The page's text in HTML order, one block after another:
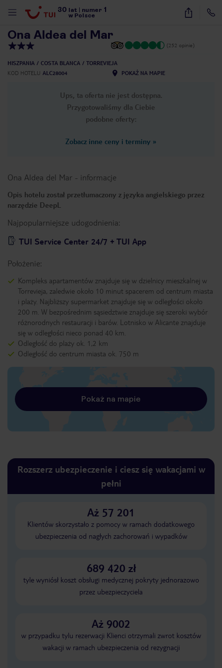
30 lat numer 1
w Polsce
13
Ona Aldea del Mar
(252 opinie)
HISZPANIA COSTA BLANCA
TORREVIEJA
KOD HOTELU ALC28004 POKAŻ NA MAPIE
Ups, ta oferta nie jest dostępna.
Przygotowaliśmy dla Ciebie
podobne oferty:
Zobacz inne ceny i terminy »
Ona Aldea del Mar - informacje
Opis hotelu został przetłumaczony z języka angielskiego przez
narzędzie DeepL
Najpopularniejsze udogodnienia:
TUI Service Center 24/7 + TUI App
Położenie:
Kompleks apartamentów znajduje się w dzielnicy mieszkalnej w
Torrevieja, zaledwie około 10 minut spacerem od centrum miasta
i plaży. Najbliższy supermarket znajduje się w odległości około
200 m. W bezpośrednim sąsiedztwie znajduje się szeroki wybór
różnorodnych restauracji i barów. Lotnisko w Alicante znajduje
się w odległości nieco ponad 40 km.
Odległość do plaży ok. 1,2 km
Odległość do centrum miasta ok. 750 m
Pokaż na mapie
Rozszerz ubezpieczenie i ciesz się wakacjami w
pełni
Aż 57 201
Klientów skorzystało z pomocy w ramach dodatkowego
ubezpieczenia od nagłych zachorowań i wypadków
689 420 zł
tyle wyniósł koszt obsługi medycznej pokryty jednorazowo
przez ubezpieczyciela
Aż 9002
w przypadku tylu rezerwacji Klienci otrzymali zwrot kosztów
wakacji w ramach ubezpieczenia od rezygnacji